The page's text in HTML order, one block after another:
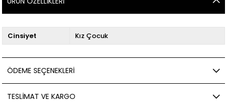
Cinsiyet Kız Çocuk
ÖDEME SEÇENEKLERI
TESLIMAT VE KARGO